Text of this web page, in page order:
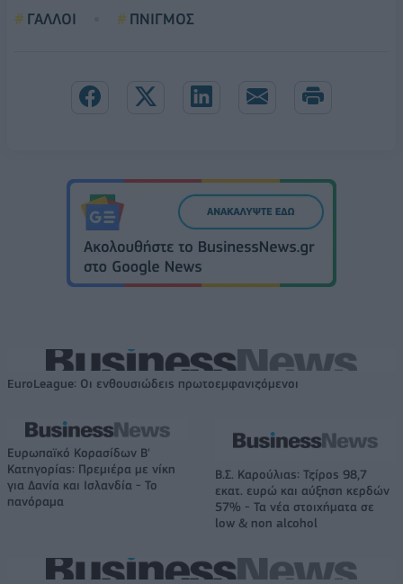
ΓΑΛΛΟΙ ΠΝΙΓΜΟΣ
EuroLeague: Οι ενθουσιώδεις πρωτοεμφανιζόμενοι
Ευρωπαϊκό Κορασίδων Β'
Κατηγορίας: Πρεμιέρα με νίκη
για Δανία και Ισλανδία - Το
πανόραμα
Β.Σ. Καρούλιας: Τζίρος 98,7
εκατ. ευρώ και αύξηση κερδών
57% - Τα νέα στοιχήματα σε
low & non alcohol